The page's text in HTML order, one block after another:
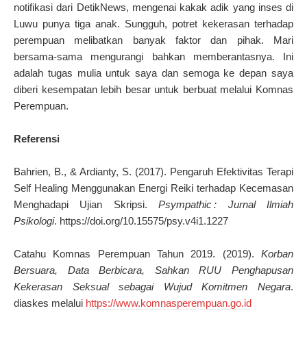
notifikasi dari DetikNews, mengenai kakak adik yang inses di
Luwu punya tiga anak. Sungguh, potret kekerasan terhadap
perempuan melibatkan banyak faktor dan pihak. Mari
bersama-sama mengurangi bahkan memberantasnya. Ini
adalah tugas mulia untuk saya dan semoga ke depan saya
diberi kesempatan lebih besar untuk berbuat melalui Komnas
Perempuan.
Referensi
Bahrien, B., & Ardianty, S. (2017). Pengaruh Efektivitas Terapi
Self Healing Menggunakan Energi Reiki terhadap Kecemasan
Menghadapi Ujian Skripsi.Psympathic : Jurnal Ilmiah
Psikologi. https://doi.org/10.15575/psy.v4i1.1227
Catahu Komnas Perempuan Tahun 2019. (2019). Korban
Bersuara, Data Berbicara, Sahkan RUU Penghapusan
Kekerasan Seksual sebagai Wujud Komitmen Negara.
diaskes melalui https://www.komnasperempuan.go.id